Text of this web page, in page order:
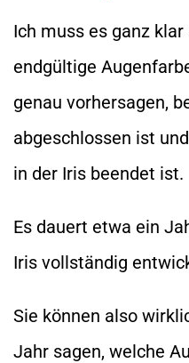
Ich muss es ganz
endgültige
genau vorhersagen,
abgeschlossen ist
in der Iris beendet ist.
Es dauert etwa ein
Iris vollständig
Sie können also
Jahr sagen, welche